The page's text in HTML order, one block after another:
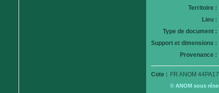
Territoire :
Lieu :
Type de document :
Support et dimensions :
Provenance :
Cote : FR ANOM
© ANOM sous